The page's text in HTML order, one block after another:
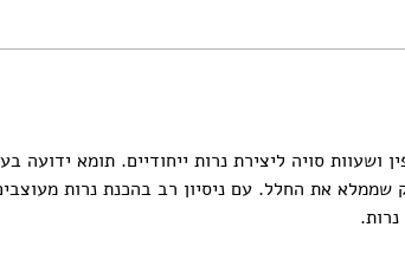
מתמחה בשימוש בפרפין ושעוות סויה ליצירת נרות ייחודיים.
שממלא את החלל. עם ניסיון רב בהכנת נרות